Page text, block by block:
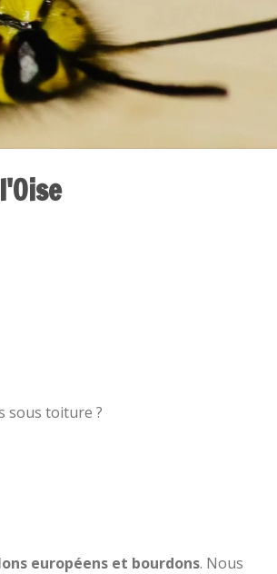
sous toiture ?
européens et bourdons. Nous